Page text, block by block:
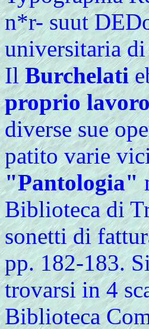
n*r- suut
universitaria di
IlBurchelati
proprio
diverse sue
patito varie
"Pantologia"
Biblioteca di
sonetti di
pp. 182-183.
trovarsi in 4
Biblioteca